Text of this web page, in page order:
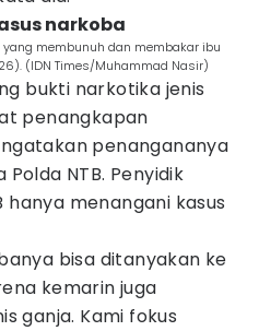
narkoba
membunuh dan membakar ibu
(IDN Times/Muhammad Nasir)
bukti narkotika jenis
penangkapan
penangananya
NTB. Penyidik
hanya menangani kasus
bisa ditanyakan ke
kemarin juga
ganja. Kami fokus